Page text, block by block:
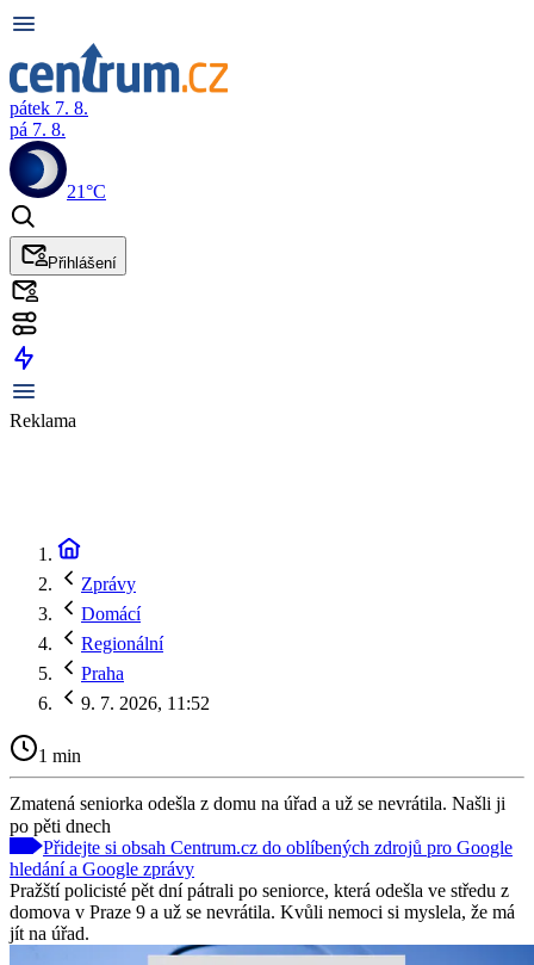
pátek 7. 8.
pá 7. 8.
21°C
Přihlášení
Reklama
Zprávy
Domácí
Regionální
Praha
9. 7. 2026, 11:52
1 min
Zmatená seniorka odešla z domu na úřad a už se nevrátila. Našli ji
po pěti dnech
Přidejte si obsah Centrum.cz do oblíbených zdrojů pro Google
hledání a Google zprávy
Pražští policisté pět dní pátrali po seniorce, která odešla ve středu z
domova v Praze 9 a už se nevrátila. Kvůli nemoci si myslela, že má
jít na úřad.